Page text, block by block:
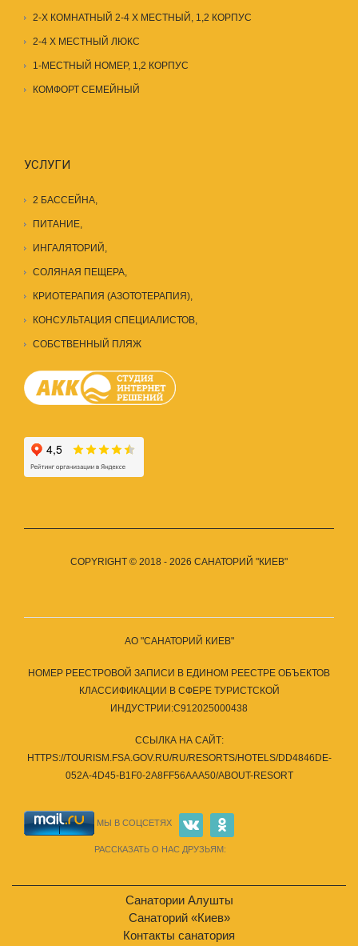
2-Х КОМНАТНЫЙ 2-4 Х МЕСТНЫЙ, 1,2 КОРПУС
2-4 Х МЕСТНЫЙ ЛЮКС
1-МЕСТНЫЙ НОМЕР, 1,2 КОРПУС
КОМФОРТ СЕМЕЙНЫЙ
УСЛУГИ
2 БАССЕЙНА
ПИТАНИЕ
ИНГАЛЯТОРИЙ,
СОЛЯНАЯ ПЕЩЕРА
КРИОТЕРАПИЯ (АЗОТОТЕРАПИЯ),
КОНСУЛЬТАЦИЯ СПЕЦИАЛИСТОВ
СОБСТВЕННЫЙ ПЛЯЖ
COPYRIGHT © 2018 - 2026 САНАТОРИЙ "КИЕВ"
АО "САНАТОРИЙ КИЕВ"
НОМЕР РЕЕСТРОВОЙ ЗАПИСИ В ЕДИНОМ РЕЕСТРЕ ОБЪЕКТОВ
КЛАССИФИКАЦИИ В СФЕРЕ ТУРИСТСКОЙ
ИНДУСТРИИ:С912025000438
ССЫЛКА НА САЙТ:
HTTPS://TOURISM.FSA.GOV.RU/RU/RESORTS/HOTELS/DD4846DE-
052A-4D45-B1F0-2A8FF56AAA50/ABOUT-RESORT
МЫ В СОЦСЕТЯХ
РАССКАЗАТЬ О НАС ДРУЗЬЯМ:
Санатории Алушты
Санаторий «Киев»
Контакты санатория